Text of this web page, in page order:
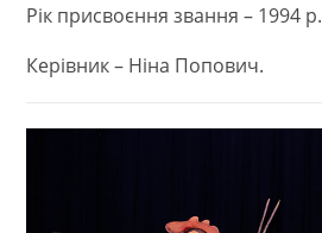
Рік присвоєння звання – 1994 р.
Керівник – Ніна Попович.